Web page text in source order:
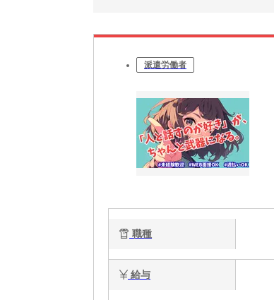
派遣労働者
職種
給与